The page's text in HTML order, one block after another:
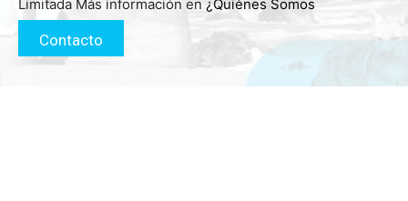
Limitada Más información en ¿Quiénes Somos
Contacto